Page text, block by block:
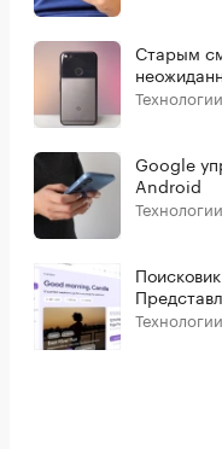
Старым
Технологии
Google
Android
Технологии
Технологии